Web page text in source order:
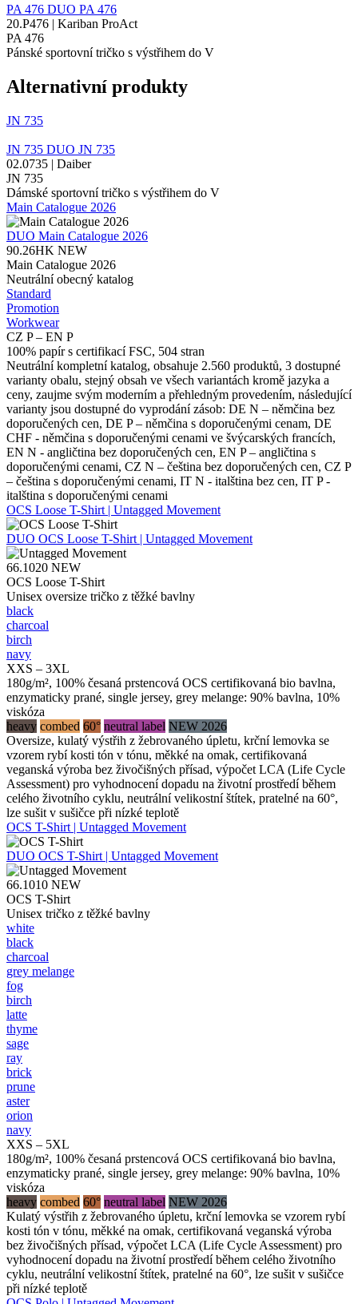
PA 476 DUO PA 476
20.P476 | Kariban ProAct
PA 476
Pánské sportovní tričko s výstřihem do V
Alternativní produkty
JN 735
JN 735 DUO JN 735
02.0735 | Daiber
JN 735
Dámské sportovní tričko s výstřihem do V
Main Catalogue 2026
DUO Main Catalogue 2026
90.26HK NEW
Main Catalogue 2026
Neutrální obecný katalog
Standard
Promotion
Workwear
CZ P – EN P
100% papír s certifikací FSC, 504 stran
Neutrální kompletní katalog, obsahuje 2.560 produktů, 3 dostupné
varianty obalu, stejný obsah ve všech variantách kromě jazyka a
ceny, zaujme svým moderním a přehledným provedením, následující
varianty jsou dostupné do vyprodání zásob: DE N – němčina bez
doporučených cen, DE P – němčina s doporučenými cenam, DE
CHF - němčina s doporučenými cenami ve švýcarských francích,
EN N - angličtina bez doporučených cen, EN P – angličtina s
doporučenými cenami, CZ N – čeština bez doporučených cen, CZ P
– čeština s doporučenými cenami, IT N - italština bez cen, IT P -
italština s doporučenými cenami
OCS Loose T-Shirt | Untagged Movement
DUO OCS Loose T-Shirt | Untagged Movement
66.1020 NEW
OCS Loose T-Shirt
Unisex oversize tričko z těžké bavlny
black
charcoal
birch
navy
XXS – 3XL
180g/m², 100% česaná prstencová OCS certifikovaná bio bavlna,
enzymaticky prané, single jersey, grey melange: 90% bavlna, 10%
viskóza
heavy combed 60° neutral label NEW 2026
Oversize, kulatý výstřih z žebrovaného úpletu, krční lemovka se
vzorem rybí kosti tón v tónu, měkké na omak, certifikovaná
veganská výroba bez živočišných přísad, výpočet LCA (Life Cycle
Assessment) pro vyhodnocení dopadu na životní prostředí během
celého životního cyklu, neutrální velikostní štítek, pratelné na 60°,
lze sušit v sušičce při nízké teplotě
OCS T-Shirt | Untagged Movement
DUO OCS T-Shirt | Untagged Movement
66.1010 NEW
OCS T-Shirt
Unisex tričko z těžké bavlny
white
black
charcoal
grey melange
fog
birch
latte
thyme
sage
ray
brick
prune
aster
orion
navy
XXS – 5XL
180g/m², 100% česaná prstencová OCS certifikovaná bio bavlna,
enzymaticky prané, single jersey, grey melange: 90% bavlna, 10%
viskóza
heavy combed 60° neutral label NEW 2026
Kulatý výstřih z žebrovaného úpletu, krční lemovka se vzorem rybí
kosti tón v tónu, měkké na omak, certifikovaná veganská výroba
bez živočišných přísad, výpočet LCA (Life Cycle Assessment) pro
vyhodnocení dopadu na životní prostředí během celého životního
cyklu, neutrální velikostní štítek, pratelné na 60°, lze sušit v sušičce
při nízké teplotě